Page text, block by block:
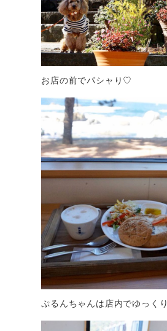
お店の前でパシャり♡
ぷるんちゃんは店内でゆっくり